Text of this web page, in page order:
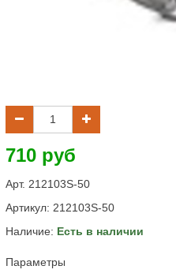
710 руб
Арт. 212103S-50
Артикул: 212103S-50
Наличие: Есть в наличии
Параметры